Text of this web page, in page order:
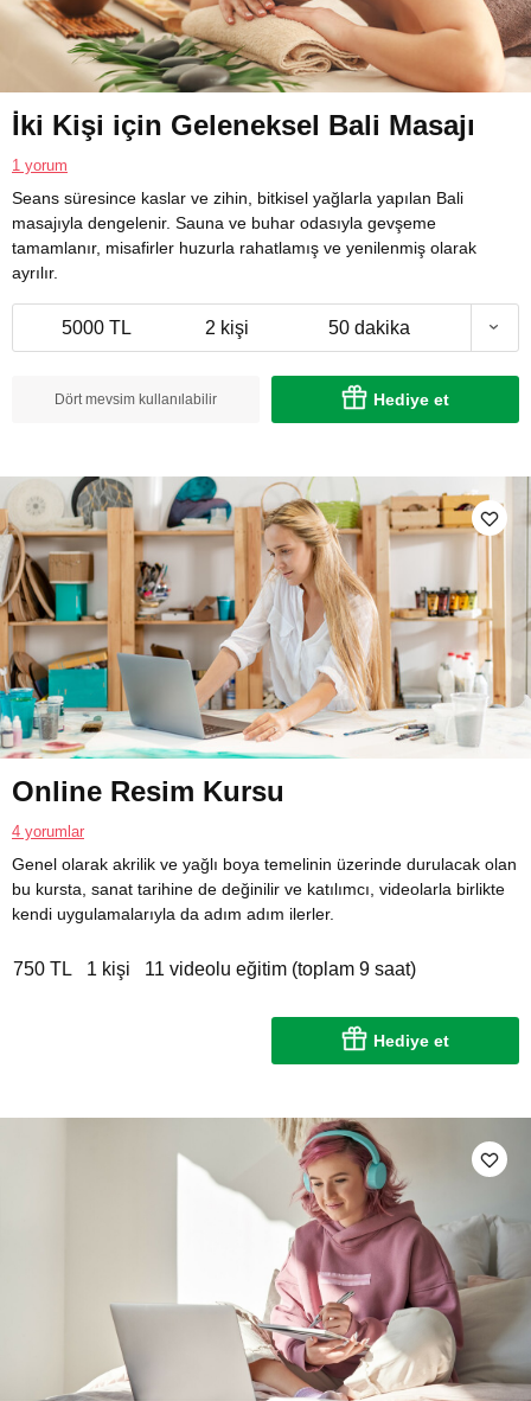
İki Kişi için Geleneksel Bali Masajı
1 yorum
Seans süresince kaslar ve zihin, bitkisel yağlarla yapılan Bali
masajıyla dengelenir. Sauna ve buhar odasıyla gevşeme
tamamlanır, misafirler huzurla rahatlamış ve yenilenmiş olarak
ayrılır.
5000 TL 2 kişi 50 dakika
Dört mevsim kullanılabilir Hediye et
Online Resim Kursu
4 yorumlar
Genel olarak akrilik ve yağlı boya temelinin üzerinde durulacak olan
bu kursta, sanat tarihine de değinilir ve katılımcı, videolarla birlikte
kendi uygulamalarıyla da adım adım ilerler.
750 TL 1 kişi 11 videolu eğitim (toplam 9 saat)
Hediye et